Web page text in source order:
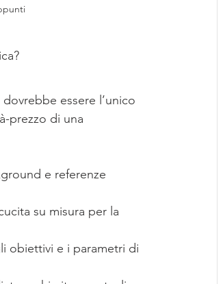
essere l’unico
prezzo di una
e referenze
su misura per la
obiettivi e i parametri di